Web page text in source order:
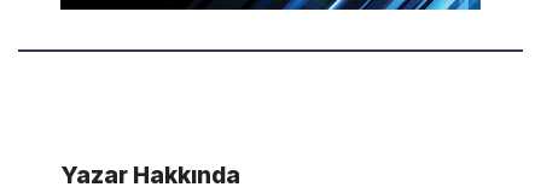
Yazar Hakkında